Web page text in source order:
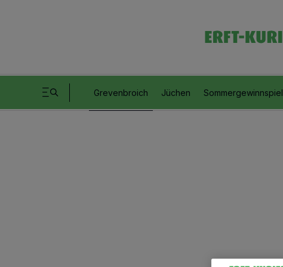
Grevenbroich Jüchen Sommergewinnspiel